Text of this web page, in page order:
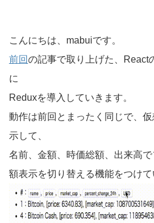
こんにちは、mabuiです。
前回の記事で取り上げた、React
に
Reduxを導入していきます。
動作は前回とまったく同じで、
示して、
名前、金額、時価総額、出来高
額表示を切り替える機能をつけて